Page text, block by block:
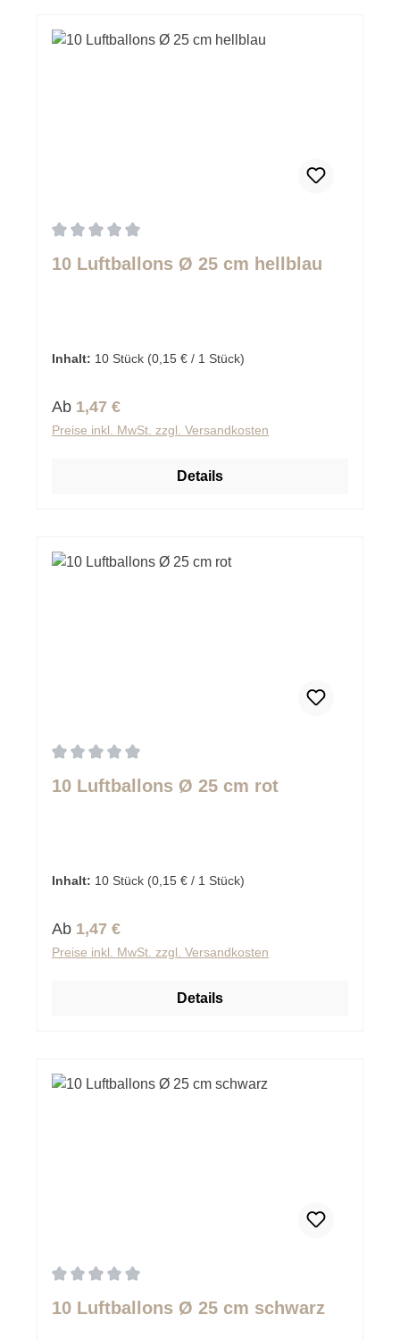
10 Luftballons Ø 25 cm hellblau
Inhalt: 10 Stück (0,15 € / 1 Stück)
Regulärer Preis:
Ab 1,47 €
Preise inkl. MwSt. zzgl. Versandkosten
Details
10 Luftballons Ø 25 cm rot
Inhalt: 10 Stück (0,15 € / 1 Stück)
Regulärer Preis:
Ab 1,47 €
Preise inkl. MwSt. zzgl. Versandkosten
Details
10 Luftballons Ø 25 cm schwarz